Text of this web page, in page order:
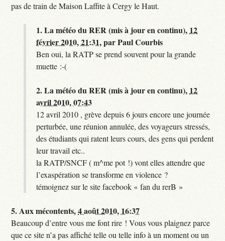
pas de train de Maison Laffite à Cergy le Haut.
1.La météo du RER (mis à jour en continu), 12
février 2010, 21:31,parPaul Courbis
Ben oui, la RATP se prend souvent pour la grande
muette :-(
2.La météo du RER (mis à jour en continu), 12
avril 2010, 07:43
12 avril 2010 , grève depuis 6 jours encore une journée
perturbée, une réunion annulée, des voyageurs stressés,
des étudiants qui ratent leurs cours, des gens qui perdent
leur travail etc..
la RATP/SNCF ( m^me pot !) vont elles attendre que
l’exaspération se transforme en violence ?
témoignez sur le site facebook « fan du rerB »
5.Aux mécontents,4 août 2010, 16:37
Beaucoup d’entre vous me font rire ! Vous vous plaignez parce
que ce site n’a pas affiché telle ou telle info à un moment ou un